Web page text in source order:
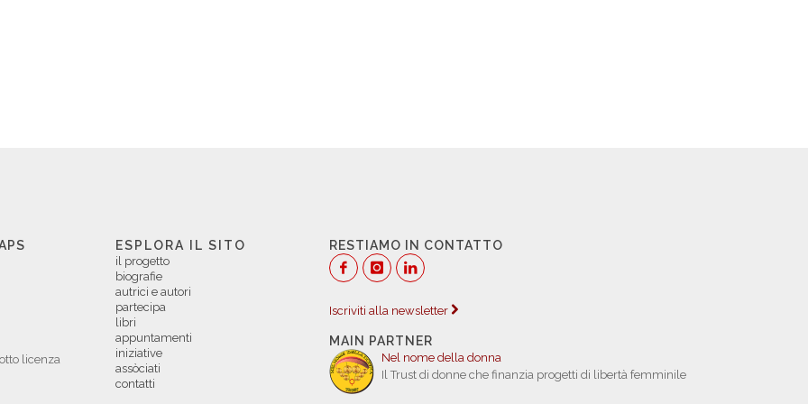
licenza
ESPLORA IL SITO
il progetto
biografie
autrici e autori
partecipa
libri
appuntamenti
iniziative
assòciati
contatti
RESTIAMO IN CONTATTO
Iscriviti alla newsletter
MAIN PARTNER
Nel nome della donna
Il Trust di donne che finanzia progetti di libertà femminile